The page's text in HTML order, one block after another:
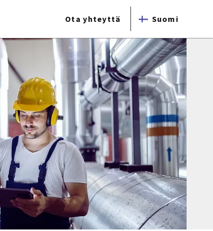
Ota yhteyttä Suomi